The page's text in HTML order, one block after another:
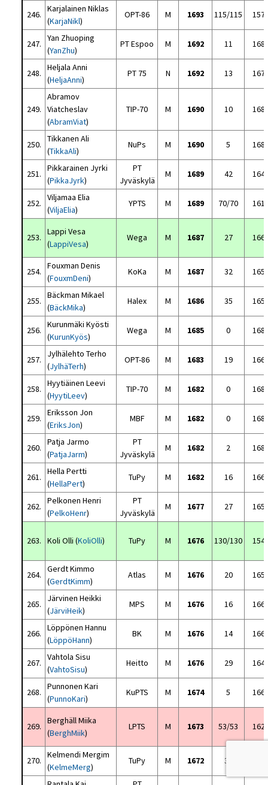
246.
Karjalainen Niklas
(KarjaNikl)
OPT-86 M 1693 115/115
247.
Yan Zhuoping
(YanZhu)
PT Espoo M 1692 11
248.
Heljala Anni
(HeljaAnni)
PT 75 N 1692 13
249.
Abramov
Viatcheslav
(AbramViat)
TIP-70 M 1690 10
250.
Tikkanen Ali
(TikkaAli)
NuPs M 1690 5
251.
Pikkarainen Jyrki
(PikkaJyrk)
PT
Jyväskylä
M 1689 42
252.
Viljamaa Elia
(ViljaElia)
YPTS M 1689 70/70
253.
Lappi Vesa
(LappiVesa)
Wega M 1687 27
254.
Fouxman Denis
(FouxmDeni)
KoKa M 1687 32
255.
Bäckman Mikael
(BäckMika)
Halex M 1686 35
256.
Kurunmäki Kyösti
(KurunKyös)
Wega M 1685 0
257.
Jylhälehto Terho
(JylhäTerh)
OPT-86 M 1683 19
258.
Hyytiäinen Leevi
(HyytiLeev)
TIP-70 M 1682 0
259.
Eriksson Jon
(EriksJon)
MBF M 1682 0
260.
Patja Jarmo
(PatjaJarm)
PT
Jyväskylä
M 1682 2
261.
Hella Pertti
(HellaPert)
TuPy M 1682 16
262.
Pelkonen Henri
(PelkoHenr)
PT
Jyväskylä
M 1677 27
263. Koli Olli (KoliOlli) TuPy M 1676 130/130
264.
Gerdt Kimmo
(GerdtKimm)
Atlas M 1676 20
265.
Järvinen Heikki
(JärviHeik)
MPS M 1676 16
266.
Löppönen Hannu
(LöppöHann)
BK M 1676 14
267.
Vahtola Sisu
(VahtoSisu)
Heitto M 1676 29
268.
Punnonen Kari
(PunnoKari)
KuPTS M 1674 5
269.
Berghäll Miika
(BerghMiik)
LPTS M 1673 53/53
270.
Kelmendi Mergim
(KelmeMerg)
TuPy M 1672 32